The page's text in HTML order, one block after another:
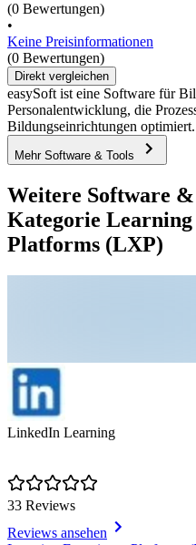
(0 Bewertungen)
•
Keine Preisinformationen
(0 Bewertungen)
Direkt vergleichen
easySoft ist eine Software für
Personalentwicklung, die
Bildungseinrichtungen optimiert.
Mehr Software & Tools
Weitere Software
Kategorie Learning
Platforms (LXP)
LinkedIn Learning
33 Reviews
Reviews ansehen